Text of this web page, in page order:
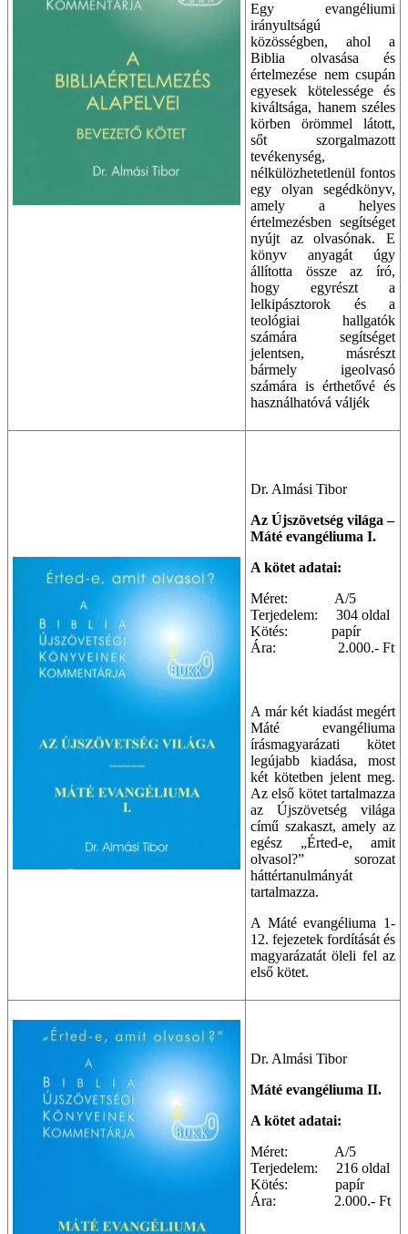
Egy evangéliumi
irányultságú
közösségben, ahol a
Biblia olvasása és
értelmezése nem csupán
egyesek kötelessége és
kiváltsága, hanem széles
körben örömmel látott,
sőt szorgalmazott
tevékenység,
nélkülözhetetlenül fontos
egy olyan segédkönyv,
amely a helyes
értelmezésben segítséget
nyújt az olvasónak. E
könyv anyagát úgy
állította össze az író,
hogy egyrészt a
lelkipásztorok és a
teológiai hallgatók
számára segítséget
jelentsen, másrészt
bármely igeolvasó
számára is érthetővé és
használhatóvá váljék
Dr. Almási Tibor
Az Újszövetség világa –
Máté evangéliuma I.
A kötet adatai:
Méret: A/5
Terjedelem: 304 oldal
Kötés: papír
Ára: 2.000.- Ft
A már két kiadást megért
Máté evangéliuma
írásmagyarázati kötet
legújabb kiadása, most
két kötetben jelent meg.
Az első kötet tartalmazza
az Újszövetség világa
című szakaszt, amely az
egész „Érted-e, amit
olvasol?” sorozat
háttértanulmányát
tartalmazza.
A Máté evangéliuma 1-
12. fejezetek fordítását és
magyarázatát öleli fel az
első kötet.
Dr. Almási Tibor
Máté evangéliuma II.
A kötet adatai:
Méret: A/5
Terjedelem: 216 oldal
Kötés: papír
Ára: 2.000.- Ft